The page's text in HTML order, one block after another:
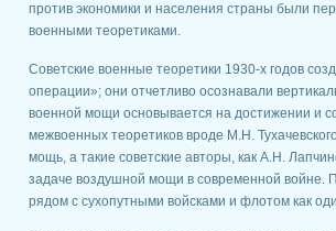
против экономики и населения страны были
военными теоретиками.
Советские военные теоретики 1930-х годов
операции»; они отчетливо осознавали
военной мощи основывается на достижении и
межвоенных теоретиков вроде М.Н.
мощь, а такие советские авторы, как А.Н.
задаче воздушной мощи в современной войне.
рядом с сухопутными войсками и флотом как